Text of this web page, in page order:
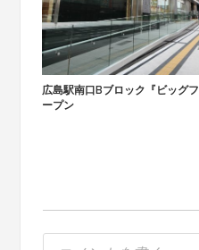
広島駅南口Bブロック『ビッグ
ープン